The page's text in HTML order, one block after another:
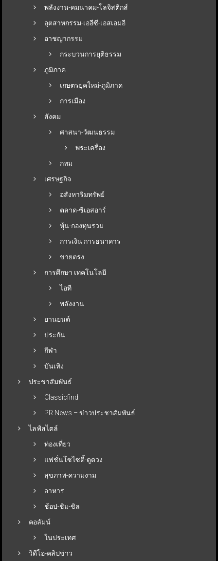
พลังงาน-คมนาคม-โลจิสติกส์
อุตสาหกรรม-เออีซี-เอสเอมอี
อาชญากรรม
กระบวนการยุติธรรม
ภูมิภาค
เกษตรยุคใหม่-ภูมิภาค
การเมือง
สังคม
ศาสนา-วัฒนธรรม
พระเครื่อง
กทม
เศรษฐกิจ
อสังหาริมทรัพย์
ตลาด-ซีเอสอาร์
หุ้น-กองทุนรวม
การเงิน การธนาคาร
ขายตรง
การศึกษา เทคโนโลยี
ไอที
พลังงาน
ยานยนต์
ประกัน
กีฬา
บันเทิง
ประชาสัมพันธ์
Classicfind
PR News – ข่าวประชาสัมพันธ์
ไลฟ์สไตล์
ท่องเที่ยว
แฟชั่นโซไซตี้-ดูดวง
สุขภาพ-ความงาม
อาหาร
ช้อป-ชิม-ชิล
คอลัมน์
ในประเทศ
วิดีโอ-คลิปข่าว